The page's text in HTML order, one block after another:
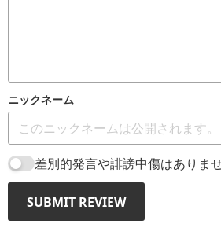
ニックネーム
差別的発言や誹謗中傷はありま
SUBMIT REVIEW